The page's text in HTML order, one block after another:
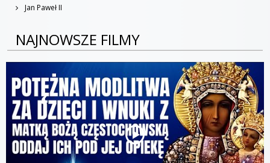
Jan Paweł II
NAJNOWSZE FILMY